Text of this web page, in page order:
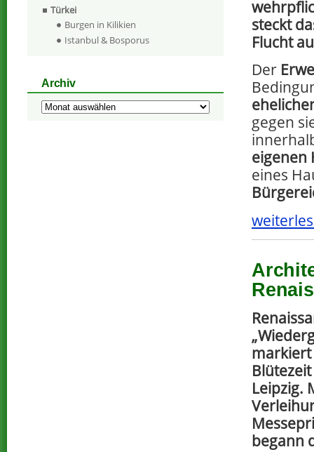
steckt
Flucht
Der
gegen
eigenen
eines
markiert
Leipzig.
begann
Türkei
Burgen in Kilikien
Istanbul & Bosporus
Archiv
Archiv